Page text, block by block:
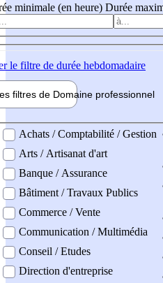
minimale (en heure) Durée
le filtre de durée hebdomadaire
filtres de Domaine professionnel
professionel
Achats / Comptabilité / Gestion
Arts / Artisanat d'art
Banque / Assurance
Bâtiment / Travaux Publics
Commerce / Vente
Communication / Multimédia
Conseil / Etudes
Direction d'entreprise